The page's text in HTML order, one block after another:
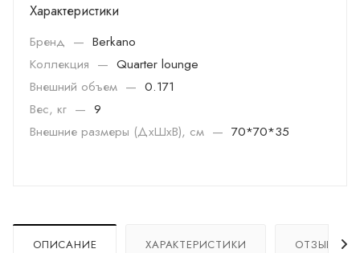
Характеристики
Бренд — Berkano
Коллекция — Quarter lounge
Внешний объем — 0.171
Вес, кг — 9
Внешние размеры (ДхШхВ), см — 70*70*35
ОПИСАНИЕ ХАРАКТЕРИСТИКИ ОТЗЫВЫ